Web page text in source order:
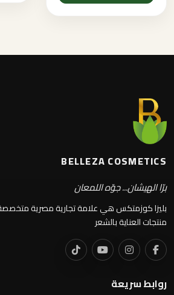
BELLEZA COSMETICS
برّا الهيشان... جوّه اللمعان
بليزا كوزمتكس هي علامة تجارية مصرية
منتجات العناية بالشعر
روابط سريعة